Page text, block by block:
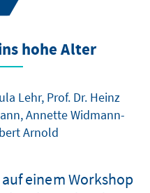
hohe Alter
Lehr, Prof. Dr. Heinz
Annette Widmann-
Arnold
einem Workshop